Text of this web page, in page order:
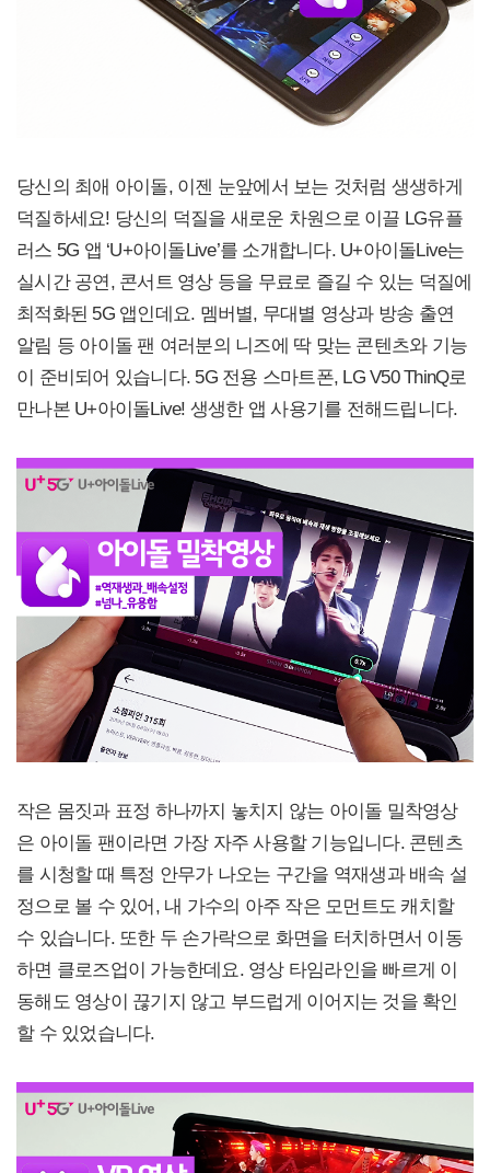
당신의 최애 아이돌, 이젠 눈앞에서 보는 것처럼 생생하게
덕질하세요! 당신의 덕질을 새로운 차원으로 이끌 LG유플
러스 5G 앱 ‘U+아이돌Live’를 소개합니다. U+아이돌Live는
실시간 공연, 콘서트 영상 등을 무료로 즐길 수 있는 덕질에
최적화된 5G 앱인데요. 멤버별, 무대별 영상과 방송 출연
알림 등 아이돌 팬 여러분의 니즈에 딱 맞는 콘텐츠와 기능
이 준비되어 있습니다. 5G 전용 스마트폰, LG V50 ThinQ로
만나본 U+아이돌Live! 생생한 앱 사용기를 전해드립니다.
작은 몸짓과 표정 하나까지 놓치지 않는 아이돌 밀착영상
은 아이돌 팬이라면 가장 자주 사용할 기능입니다. 콘텐츠
를 시청할 때 특정 안무가 나오는 구간을 역재생과 배속 설
정으로 볼 수 있어, 내 가수의 아주 작은 모먼트도 캐치할
수 있습니다. 또한 두 손가락으로 화면을 터치하면서 이동
하면 클로즈업이 가능한데요. 영상 타임라인을 빠르게 이
동해도 영상이 끊기지 않고 부드럽게 이어지는 것을 확인
할 수 있었습니다.